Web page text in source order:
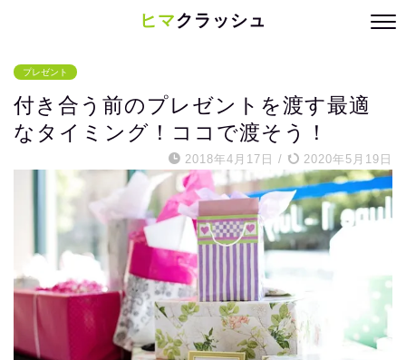
ヒマクラッシュ
プレゼント
付き合う前のプレゼントを渡す最適
なタイミング！ココで渡そう！
2018年4月17日 / 2020年5月19日